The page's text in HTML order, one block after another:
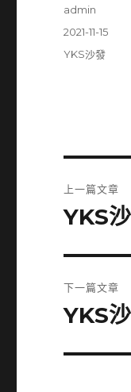
作
admin
發
2021-11-15
分
YKS沙發
章
上一篇文章
上
篇
文
YKS
下一篇文章
下
篇
YKS